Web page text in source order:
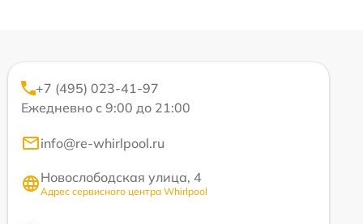
+7 (495) 023-41-97
Ежедневно с 9:00 до 21:00
info@re-whirlpool.ru
Новослободская улица, 4
Адрес сервисного центра Whirlpool